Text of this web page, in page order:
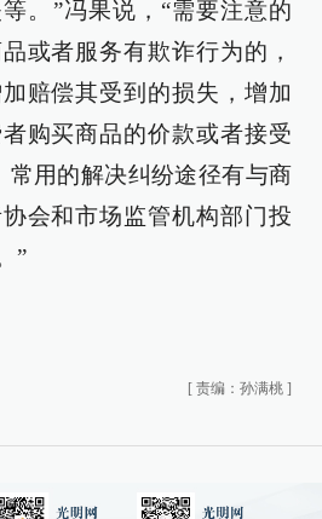
。”冯果说，“需要注意的
或者服务有欺诈行为的，
赔偿其受到的损失，增加
购买商品的价款或者接受
常用的解决纠纷途径有与商
会和市场监管机构部门投
”
[ 责编：孙满桃 ]